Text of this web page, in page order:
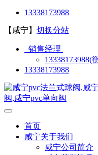
13338173988
【咸宁】 切换分站
销售经理
13338173988(
13338173988
首页
咸宁关于我们
咸宁公司简介